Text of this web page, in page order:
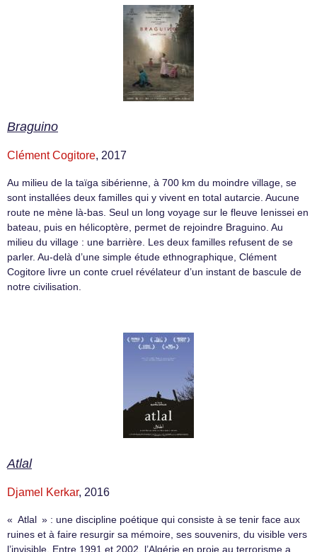
Braguino
Clément Cogitore, 2017
Au milieu de la taïga sibérienne, à 700 km du moindre village, se
sont installées deux familles qui y vivent en total autarcie. Aucune
route ne mène là-bas. Seul un long voyage sur le fleuve Ienissei en
bateau, puis en hélicoptère, permet de rejoindre Braguino. Au
milieu du village : une barrière. Les deux familles refusent de se
parler. Au-delà d’une simple étude ethnographique, Clément
Cogitore livre un conte cruel révélateur d’un instant de bascule de
notre civilisation.
Atlal
Djamel Kerkar, 2016
« Atlal » : une discipline poétique qui consiste à se tenir face aux
ruines et à faire resurgir sa mémoire, ses souvenirs, du visible vers
l’invisible. Entre 1991 et 2002, l’Algérie en proie au terrorisme a